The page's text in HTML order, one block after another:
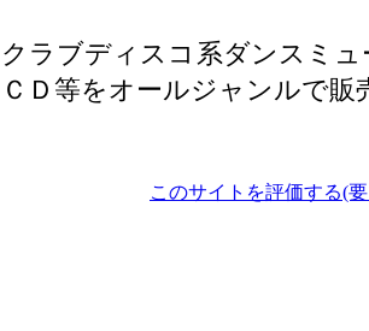
クラブディスコ系ダンスミ
ＣＤ等をオールジャンルで販
このサイトを評価する(